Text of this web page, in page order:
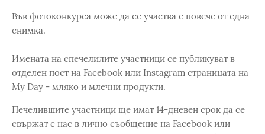
Във фотоконкурса може да се участва с повече от една
снимка.
Имената на спечелилите участници се публикуват в
отделен пост на Facebook или Instagram страницата на
My Day - мляко и млечни продукти.
Печелившите участници ще имат 14-дневен срок да се
свържат с нас в лично съобщение на Facebook или